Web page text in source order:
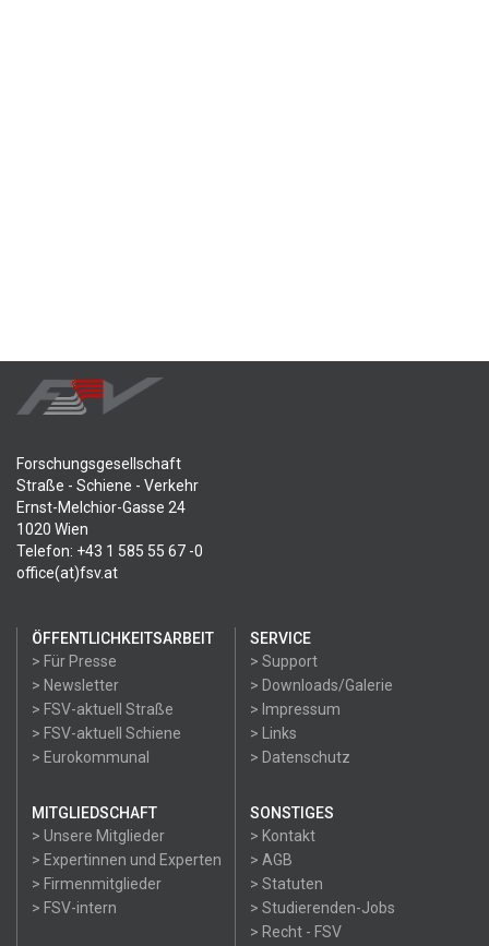
Forschungsgesellschaft
Straße - Schiene - Verkehr
Ernst-Melchior-Gasse 24
1020 Wien
Telefon: +43 1 585 55 67 -0
office(at)fsv.at
ÖFFENTLICHKEITSARBEIT
> Für Presse
> Newsletter
> FSV-aktuell Straße
> FSV-aktuell Schiene
> Eurokommunal
SERVICE
> Support
> Downloads/Galerie
> Impressum
> Links
> Datenschutz
MITGLIEDSCHAFT
> Unsere Mitglieder
> Expertinnen und Experten
> Firmenmitglieder
> FSV-intern
SONSTIGES
> Kontakt
> AGB
> Statuten
> Studierenden-Jobs
> Recht - FSV